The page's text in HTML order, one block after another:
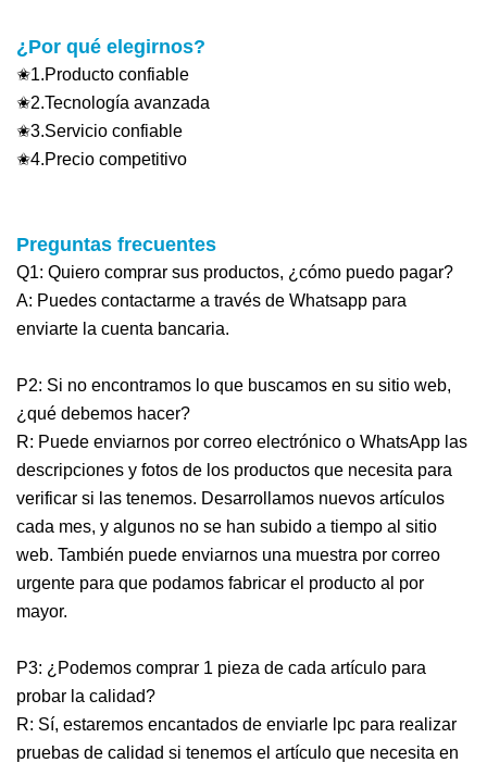
¿Por qué elegirnos?
✬1.Producto confiable
✬2.Tecnología avanzada
✬3.Servicio confiable
✬4.Precio competitivo
Preguntas frecuentes
Q1: Quiero comprar sus productos, ¿cómo puedo pagar?
A: Puedes contactarme a través de Whatsapp para
enviarte la cuenta bancaria.
P2: Si no encontramos lo que buscamos en su sitio web,
¿qué debemos hacer?
R: Puede enviarnos por correo electrónico o WhatsApp las
descripciones y fotos de los productos que necesita para
verificar si las tenemos. Desarrollamos nuevos artículos
cada mes, y algunos no se han subido a tiempo al sitio
web. También puede enviarnos una muestra por correo
urgente para que podamos fabricar el producto al por
mayor.
P3: ¿Podemos comprar 1 pieza de cada artículo para
probar la calidad?
R: Sí, estaremos encantados de enviarle lpc para realizar
pruebas de calidad si tenemos el artículo que necesita en